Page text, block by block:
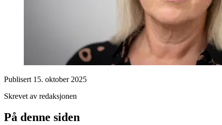
Publisert 15. oktober 2025
Skrevet av redaksjonen
På denne siden